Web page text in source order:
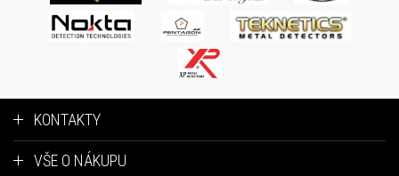
KONTAKTY
VŠE O NÁKUPU